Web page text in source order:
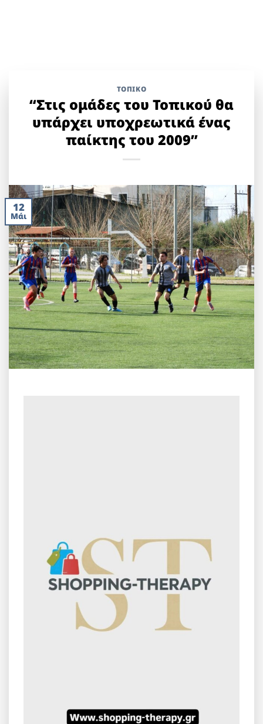
ΤΟΠΙΚΌ
“Στις ομάδες του Τοπικού θα
υπάρχει υποχρεωτικά ένας
παίκτης του 2009”
12
Μάι